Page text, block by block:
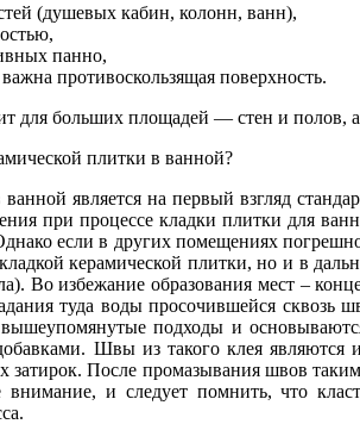
(душевых кабин, колонн, ванн),
панно,
противоскользящая поверхность.
для больших площадей — стен и полов,
плитки в ванной?
является на первый взгляд
при процессе кладки плитки для
если в других помещениях
керамической плитки, но и в
Во избежание образования мест –
туда воды просочившейся
подходы и
Швы из такого клея являются
После промазывания швов
внимание, и следует помнить, что